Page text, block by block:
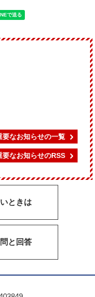
要なお知らせの一覧
要なお知らせのRSS
ときは
と回答